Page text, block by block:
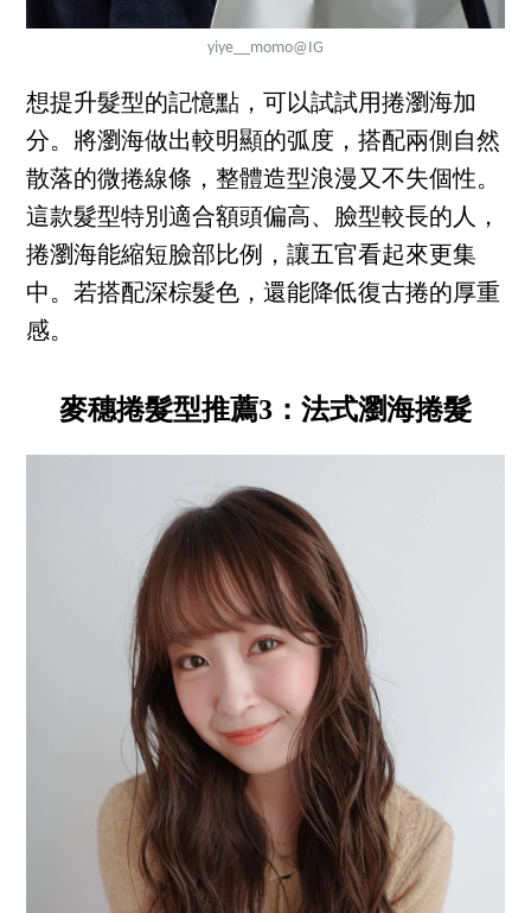
yiye__momo@IG
想提升髮型的記憶點，可以試試用捲瀏海加
分。將瀏海做出較明顯的弧度，搭配兩側自然
散落的微捲線條，整體造型浪漫又不失個性。
這款髮型特別適合額頭偏高、臉型較長的人，
捲瀏海能縮短臉部比例，讓五官看起來更集
中。若搭配深棕髮色，還能降低復古捲的厚重
感。
麥穗捲髮型推薦3：法式瀏海捲髮